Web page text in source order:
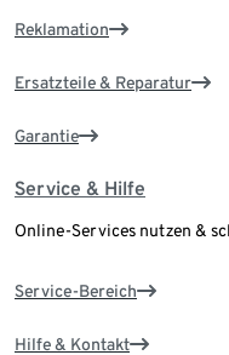
Reklamation
Ersatzteile & Reparatur
Garantie
Service & Hilfe
Online-Services nutzen &
Service-Bereich
Hilfe & Kontakt